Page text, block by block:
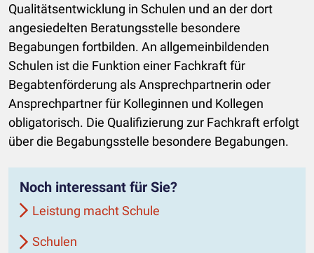
Qualitätsentwicklung in Schulen und an der dort
angesiedelten Beratungsstelle besondere
Begabungen fortbilden. An allgemeinbildenden
Schulen ist die Funktion einer Fachkraft für
Begabtenförderung als Ansprechpartnerin oder
Ansprechpartner für Kolleginnen und Kollegen
obligatorisch. Die Qualifizierung zur Fachkraft erfolgt
über die Begabungsstelle besondere Begabungen.
Noch interessant für Sie?
Leistung macht Schule
Schulen